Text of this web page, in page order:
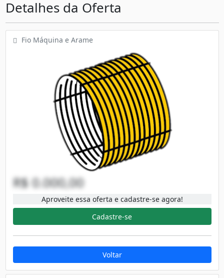
Detalhes da Oferta
Fio Máquina e Arame
R$ 0.000,00
Aproveite essa oferta e cadastre-se agora!
Cadastre-se
Voltar